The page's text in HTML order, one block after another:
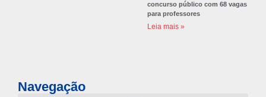
concurso público com 68 vagas
para professores
Leia mais »
Navegação